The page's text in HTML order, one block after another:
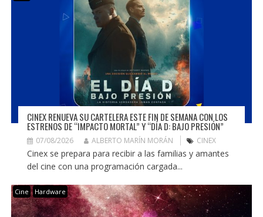
CINEX RENUEVA SU CARTELERA ESTE FIN DE SEMANA CON LOS
ESTRENOS DE “IMPACTO MORTAL” Y “DÍA D: BAJO PRESIÓN”
07/08/2026 ALBERTO MARÍN MORÁN CINEX
Cinex se prepara para recibir a las familias y amantes
del cine con una programación cargada...
Cine Hardware